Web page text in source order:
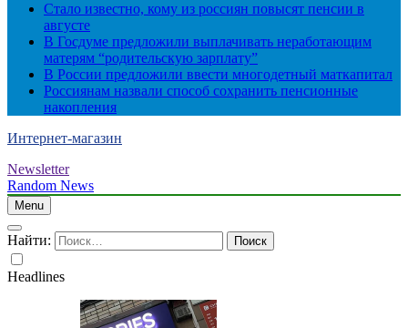
Стало известно, кому из россиян повысят пенсии в
августе
В Госдуме предложили выплачивать неработающим
матерям “родительскую зарплату”
В России предложили ввести многодетный маткапитал
Россиянам назвали способ сохранить пенсионные
накопления
Интернет-магазин
Newsletter
Random News
Menu
Найти:
Headlines